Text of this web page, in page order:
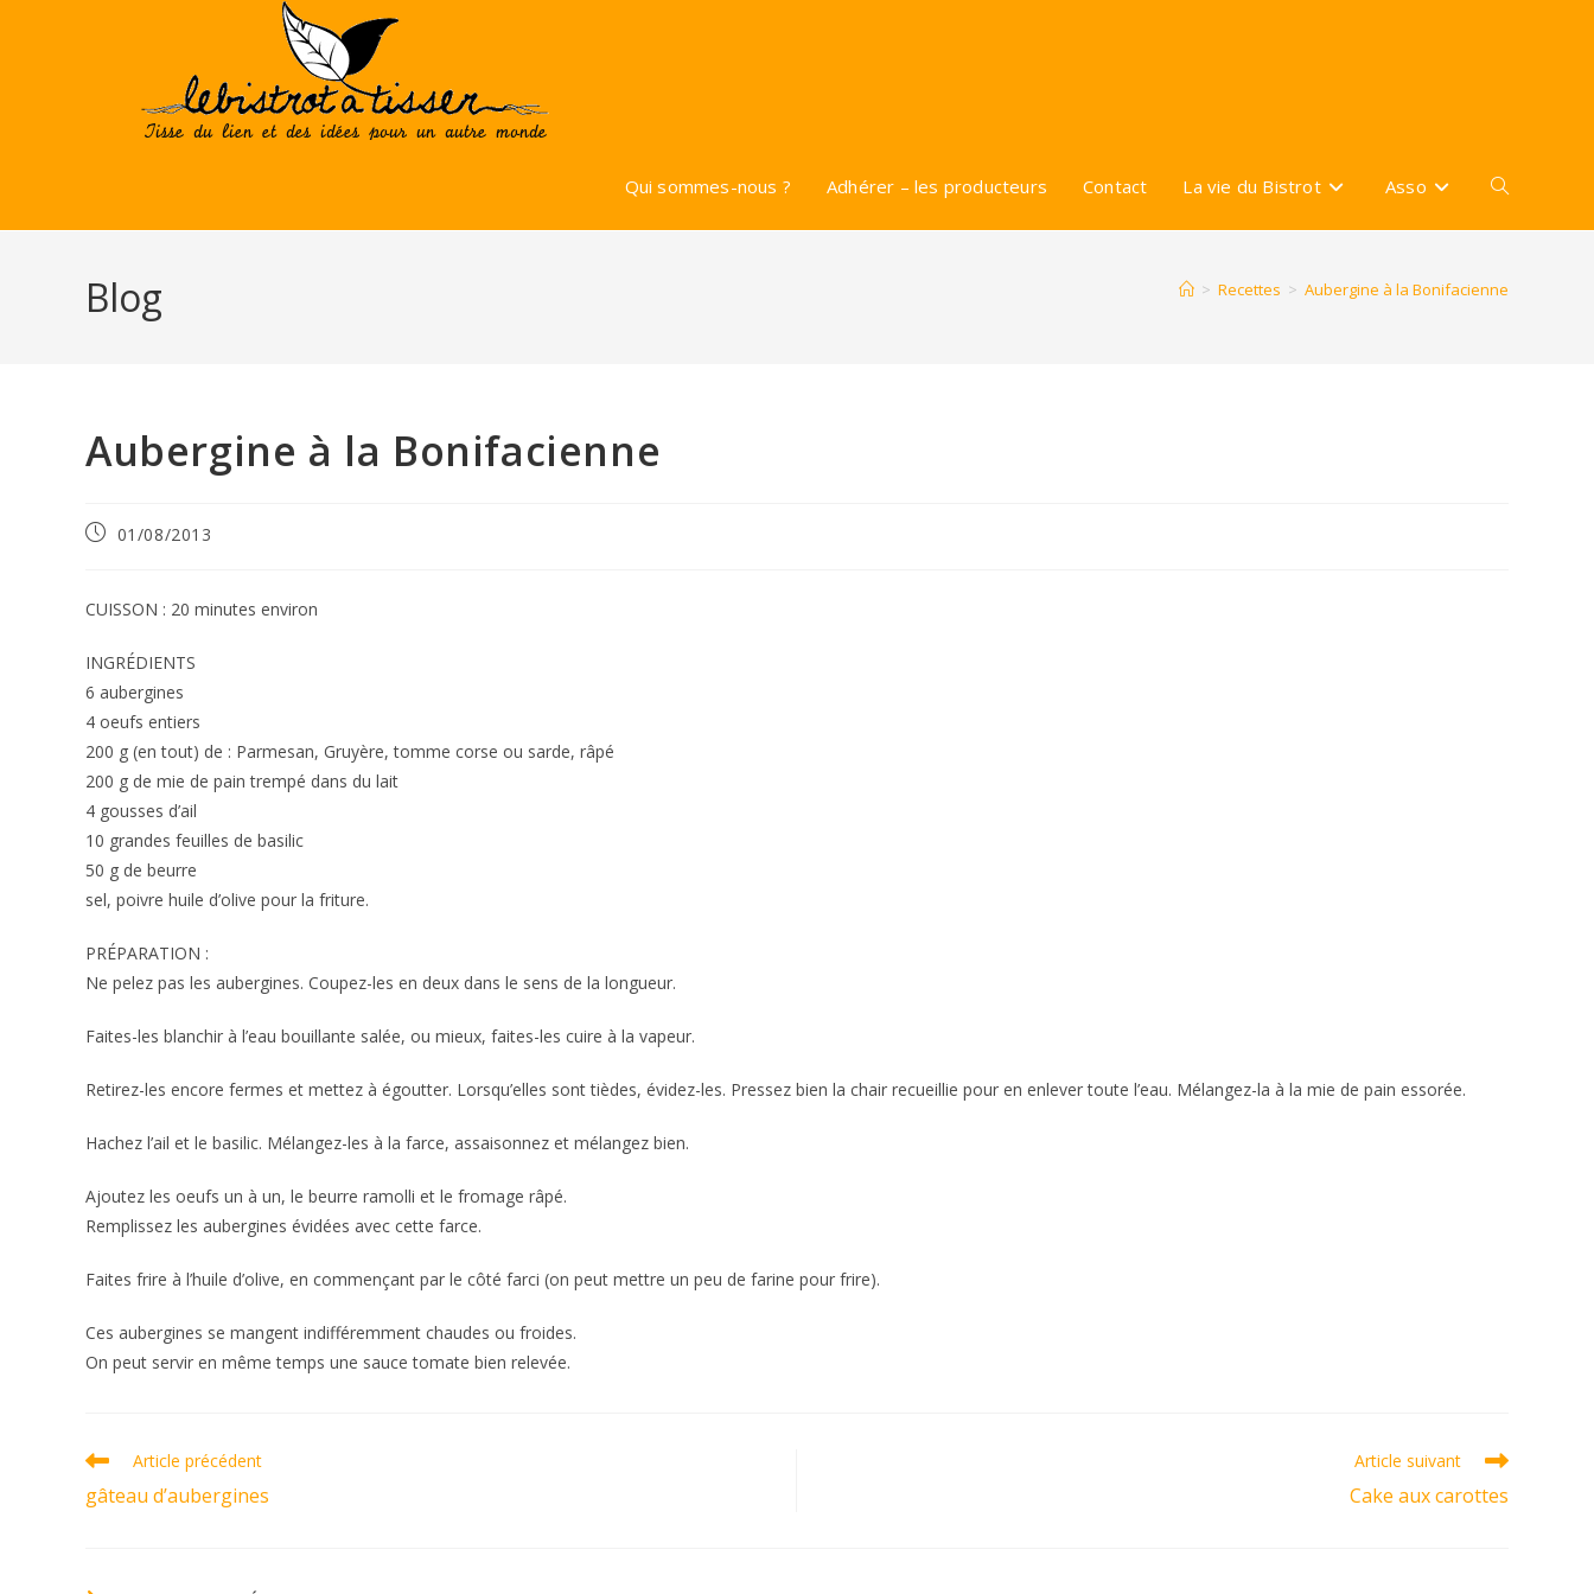
Qui sommes-nous ? Adhérer – les producteurs Contact La vie du Bistrot Asso Toggle
Blog > Recettes > Aubergine à la Bonifacienne
Aubergine à la Bonifacienne
Publication
01/08/2013
CUISSON : 20 minutes environ
INGRÉDIENTS
6 aubergines
4 oeufs entiers
200 g (en tout) de : Parmesan, Gruyère, tomme corse ou sarde, râpé
200 g de mie de pain trempé dans du lait
4 gousses d’ail
10 grandes feuilles de basilic
50 g de beurre
sel, poivre huile d’olive pour la friture.
PRÉPARATION :
Ne pelez pas les aubergines. Coupez-les en deux dans le sens de la longueur.
Faites-les blanchir à l’eau bouillante salée, ou mieux, faites-les cuire à la vapeur.
Retirez-les encore fermes et mettez à égoutter. Lorsqu’elles sont tièdes, évidez-les. Pressez bien la chair recueillie pour en enlever toute l’eau. Mélangez-la à la mie de pain essorée.
Hachez l’ail et le basilic. Mélangez-les à la farce, assaisonnez et mélangez bien.
Ajoutez les oeufs un à un, le beurre ramolli et le fromage râpé.
Remplissez les aubergines évidées avec cette farce.
Faites frire à l’huile d’olive, en commençant par le côté farci (on peut mettre un peu de farine pour frire).
Ces aubergines se mangent indifféremment chaudes ou froides.
On peut servir en même temps une sauce tomate bien relevée.
Read
articles
Article précédent
gâteau d’aubergines
Article suivant
Cake aux carottes